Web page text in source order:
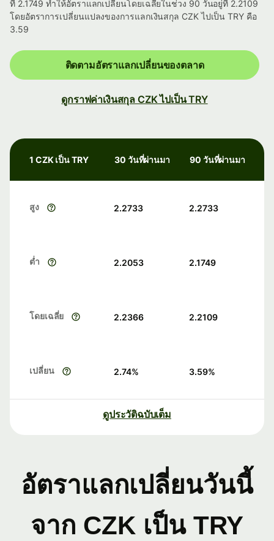
ที่ 2.1749 ทำให้อัตราแลกเปลี่ยนโดยเฉลี่ยในช่วง 90 วันอยู่ที่ 2.2109
โดยอัตราการเปลี่ยนแปลงของการแลกเงินสกุล CZK ไปเป็น TRY คือ
3.59
ติดตามอัตราแลกเปลี่ยนของตลาด
ดูกราฟค่าเงินสกุล CZK ไปเป็น TRY
1 CZK เป็น TRY 30 วันที่ผ่านมา 90 วันที่ผ่านมา
สูง 2.2733 2.2733
ต่ำ 2.2053 2.1749
โดยเฉลี่ย 2.2366 2.2109
เปลี่ยน 2.74% 3.59%
ดูประวัติฉบับเต็ม
อัตราแลกเปลี่ยนวันนี้
จาก CZK เป็น TRY